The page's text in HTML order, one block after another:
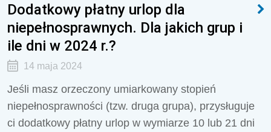
Dodatkowy płatny urlop dla
niepełnosprawnych. Dla jakich grup i
ile dni w 2024 r.?
14 maja 2024
Jeśli masz orzeczony umiarkowany stopień
niepełnosprawności (tzw. druga grupa), przysługuje
ci dodatkowy płatny urlop w wymiarze 10 lub 21 dni